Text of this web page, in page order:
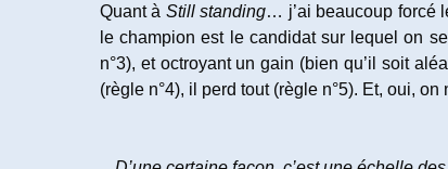
Quant à Still standing… j’ai beaucoup forcé
le champion est le candidat sur lequel on
n°3), et octroyant un gain (bien qu’il soit
(règle n°4), il perd tout (règle n°5). Et, oui,